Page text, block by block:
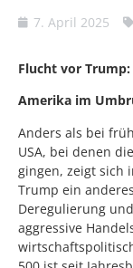
7. April 2025
Flucht vor
Amerika im
Anders als bei
USA, bei denen
gingen, zeigt sich
Trump ein
Deregulierung
aggressive